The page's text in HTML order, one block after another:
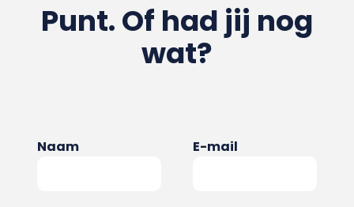
Punt. Of had jij nog
wat?
Naam E-mail